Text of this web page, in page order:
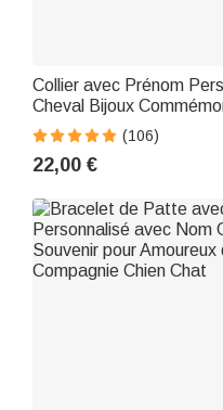
Collier avec Prénom
Cheval Bijoux
Cadeau pour Amoureux
(106)
22,00 €